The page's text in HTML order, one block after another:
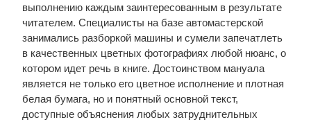
выполнению каждым заинтересованным в результате
читателем. Специалисты на базе автомастерской
занимались разборкой машины и сумели запечатлеть
в качественных цветных фотографиях любой нюанс, о
котором идет речь в книге. Достоинством мануала
является не только его цветное исполнение и плотная
белая бумага, но и понятный основной текст,
доступные объяснения любых затруднительных